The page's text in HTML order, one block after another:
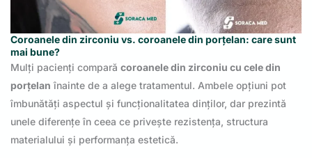
Coroanele din zirconiu vs. coroanele din porțelan: care sunt
mai bune?
Mulți pacienți compară coroanele din zirconiu cu cele din
porțelan înainte de a alege tratamentul. Ambele opțiuni pot
îmbunătăți aspectul și funcționalitatea dinților, dar prezintă
unele diferențe în ceea ce privește rezistența, structura
materialului și performanța estetică.